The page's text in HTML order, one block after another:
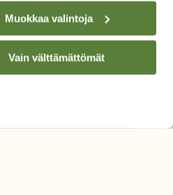
Muokkaa valintoja
Vain välttämättömät
SUOMEN